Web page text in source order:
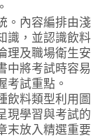
內容編排由淺
識，並認識飲料
理及職場衛生安
中將考試時容易
考試重點。
料類型利用圖
現學習與考試的
末放入精選重要